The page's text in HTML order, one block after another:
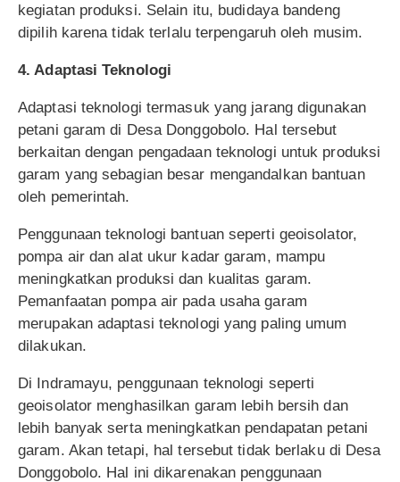
kegiatan produksi. Selain itu, budidaya bandeng
dipilih karena tidak terlalu terpengaruh oleh musim.
4. Adaptasi Teknologi
Adaptasi teknologi termasuk yang jarang digunakan
petani garam di Desa Donggobolo. Hal tersebut
berkaitan dengan pengadaan teknologi untuk produksi
garam yang sebagian besar mengandalkan bantuan
oleh pemerintah.
Penggunaan teknologi bantuan seperti geoisolator,
pompa air dan alat ukur kadar garam, mampu
meningkatkan produksi dan kualitas garam.
Pemanfaatan pompa air pada usaha garam
merupakan adaptasi teknologi yang paling umum
dilakukan.
Di Indramayu, penggunaan teknologi seperti
geoisolator menghasilkan garam lebih bersih dan
lebih banyak serta meningkatkan pendapatan petani
garam. Akan tetapi, hal tersebut tidak berlaku di Desa
Donggobolo. Hal ini dikarenakan penggunaan